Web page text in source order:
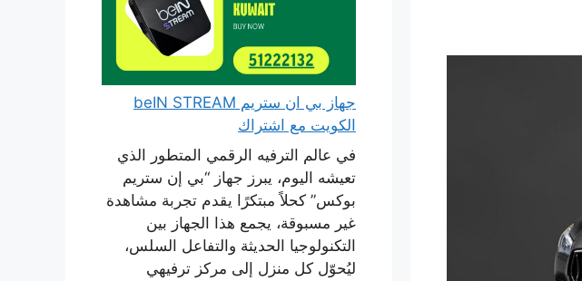
جهاز بي ان ستريم beIN STREAM
الكويت مع اشتراك
في عالم الترفيه الرقمي المتطور الذي
تعيشه اليوم، يبرز جهاز “بي إن ستريم
بوكس” كحلاً مبتكرًا يقدم تجربة مشاهدة
غير مسبوقة، يجمع هذا الجهاز بين
التكنولوجيا الحديثة والتفاعل السلس،
ليُحوّل كل منزل إلى مركز ترفيهي